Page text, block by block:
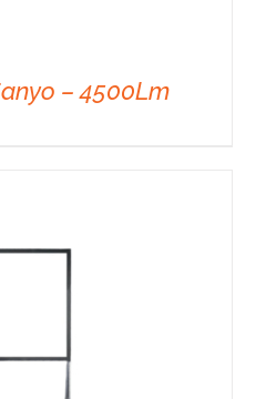
– 4500Lm